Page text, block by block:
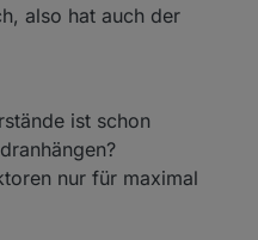
also hat auch der
ist schon
nur für maximal